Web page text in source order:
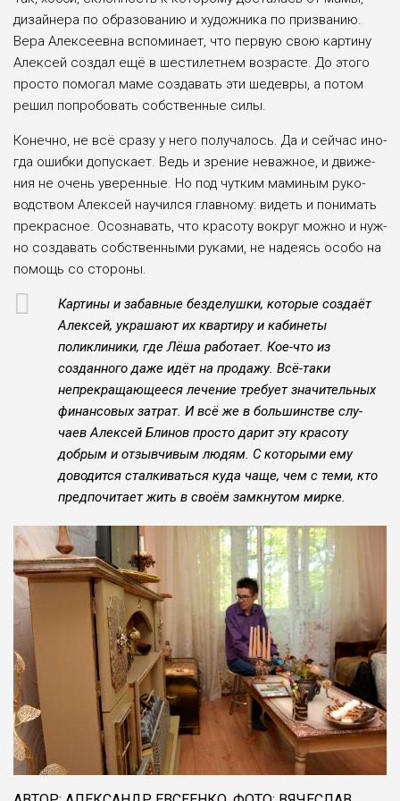
дизайнера по образованию и художника по призванию.
Вера Алексеевна вспомина­ет, что первую свою картину
Алексей создал ещё в шести­летнем возрасте. До этого
просто помогал маме созда­вать эти шедевры, а потом
решил попробовать собствен­ные силы.
Конечно, не всё сразу у него получалось. Да и сейчас ино­
гда ошибки допускает. Ведь и зрение неважное, и движе­
ния не очень уверенные. Но под чутким маминым руко­
водством Алексей научился главному: видеть и понимать
прекрасное. Осознавать, что красоту вокруг можно и нуж­
но создавать собственными руками, не надеясь особо на
помощь со стороны.
Картины и забавные безде­лушки, которые создаёт
Алек­сей, украшают их квартиру и кабинеты
поликлиники, где Лёша работает. Кое-что из
созданного даже идёт на про­дажу. Всё-таки
непрекращаю­щееся лечение требует значи­тельных
финансовых затрат. И всё же в большинстве слу­
чаев Алексей Блинов просто дарит эту красоту
добрым и отзывчивым людям. С кото­рыми ему
доводится сталки­ваться куда чаще, чем с теми, кто
предпочитает жить в сво­ём замкнутом мирке.